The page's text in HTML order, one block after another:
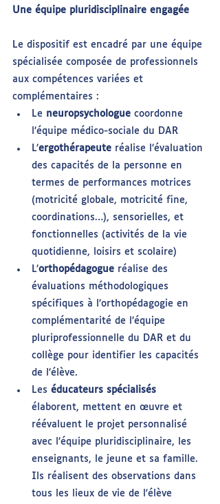
Une équipe pluridisciplinaire engagée
Le dispositif est encadré par une équipe
spécialisée composée de professionnels
aux compétences variées et
complémentaires :
Le neuropsychologue coordonne
l’équipe médico-sociale du DAR
L’ergothérapeute réalise l’évaluation
des capacités de la personne en
termes de performances motrices
(motricité globale, motricité fine,
coordinations…), sensorielles, et
fonctionnelles (activités de la vie
quotidienne, loisirs et scolaire)
L’orthopédagogue réalise des
évaluations méthodologiques
spécifiques à l’orthopédagogie en
complémentarité de l’équipe
pluriprofessionnelle du DAR et du
collège pour identifier les capacités
de l’élève.
Les éducateurs spécialisés
élaborent, mettent en œuvre et
réévaluent le projet personnalisé
avec l’équipe pluridisciplinaire, les
enseignants, le jeune et sa famille.
Ils réalisent des observations dans
tous les lieux de vie de l'élève